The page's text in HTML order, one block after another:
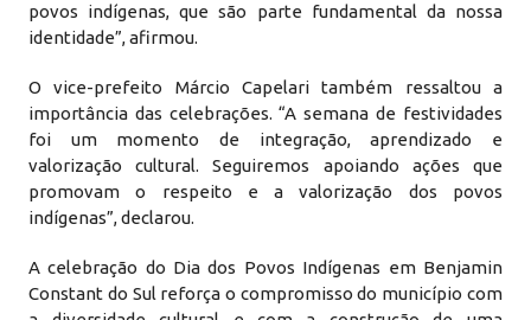
povos indígenas, que são parte fundamental da nossa
identidade”, afirmou.
O vice-prefeito Márcio Capelari também ressaltou a
importância das celebrações. “A semana de festividades
foi um momento de integração, aprendizado e
valorização cultural. Seguiremos apoiando ações que
promovam o respeito e a valorização dos povos
indígenas”, declarou.
A celebração do Dia dos Povos Indígenas em Benjamin
Constant do Sul reforça o compromisso do município com